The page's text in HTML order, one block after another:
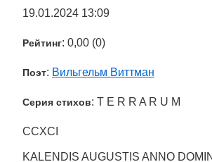
19.01.2024 13:09
Рейтинг: 0,00 (0)
Поэт: Вильгельм Виттман
Серия стихов: T E R R A R U M
CCXCI
KALENDIS AUGUSTIS ANNO